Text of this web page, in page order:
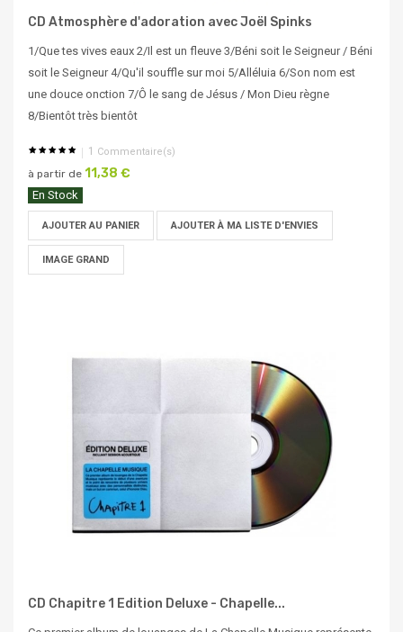
CD Atmosphère d'adoration avec Joël Spinks
1/Que tes vives eaux 2/Il est un fleuve 3/Béni soit le Seigneur / Béni
soit le Seigneur 4/Qu'il souffle sur moi 5/Alléluia 6/Son nom est
une douce onction 7/Ô le sang de Jésus / Mon Dieu règne
8/Bientôt très bientôt
1 Commentaire(s)
à partir de 11,38 €
En Stock
AJOUTER AU PANIER AJOUTER À MA LISTE D'ENVIES
IMAGE GRAND
CD Chapitre 1 Edition Deluxe - Chapelle...